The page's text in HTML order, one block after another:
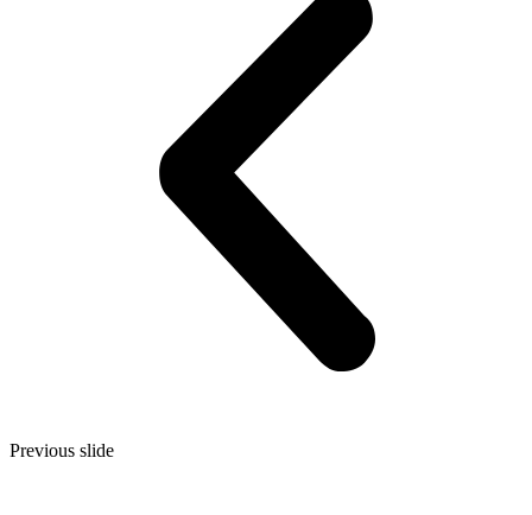
Previous slide